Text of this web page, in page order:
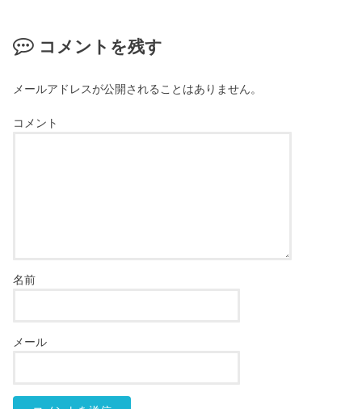
コメントを残す
メールアドレスが公開されることはありません。
コメント
名前
メール